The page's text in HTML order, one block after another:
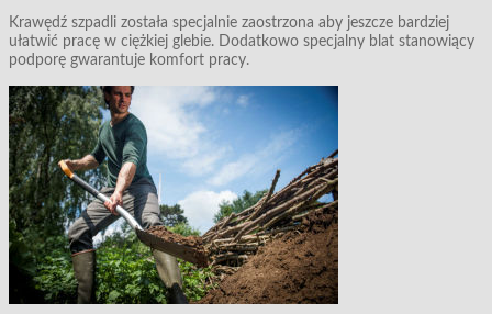
Krawędź szpadli została specjalnie zaostrzona aby jeszcze bardziej
ułatwić pracę w ciężkiej glebie. Dodatkowo specjalny blat stanowiący
podporę gwarantuje komfort pracy.